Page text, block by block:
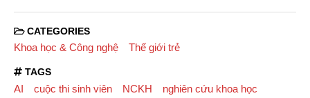
CATEGORIES
Khoa học & Công nghệ Thế giới trẻ
TAGS
AI cuộc thi sinh viên NCKH
nghiên cứu khoa học